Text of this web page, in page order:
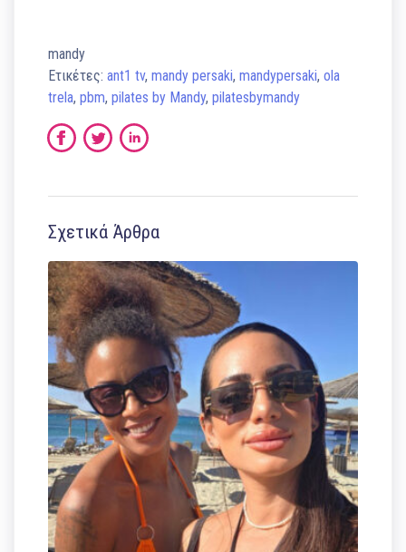
mandy
Ετικέτες:ant1 tv,mandy persaki,mandypersaki,ola
trela,pbm,pilates by Mandy,pilatesbymandy
Σχετικά Άρθρα